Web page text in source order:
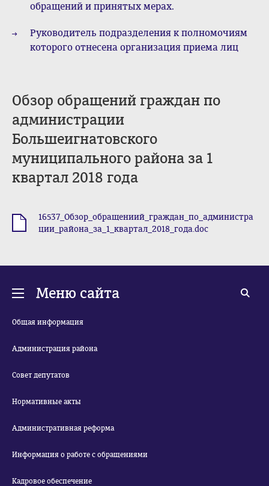
обращений и принятых мерах.
Руководитель подразделения к полномочиям
которого отнесена организация приема лиц
Обзор обращений граждан по
администрации
Большеигнатовского
муниципального района за 1
квартал 2018 года
16537_Обзор_обращениий_граждан_по_администра
ции_района_за_1_квартал_2018_года.doc
Меню сайта
Общая информация
Администрация района
Совет депутатов
Нормативные акты
Административная реформа
Информация о работе с обращениями
Кадровое обеспечение